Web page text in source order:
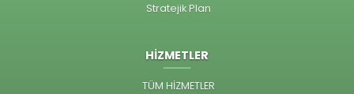
Stratejik Plan
HİZMETLER
TÜM HİZMETLER